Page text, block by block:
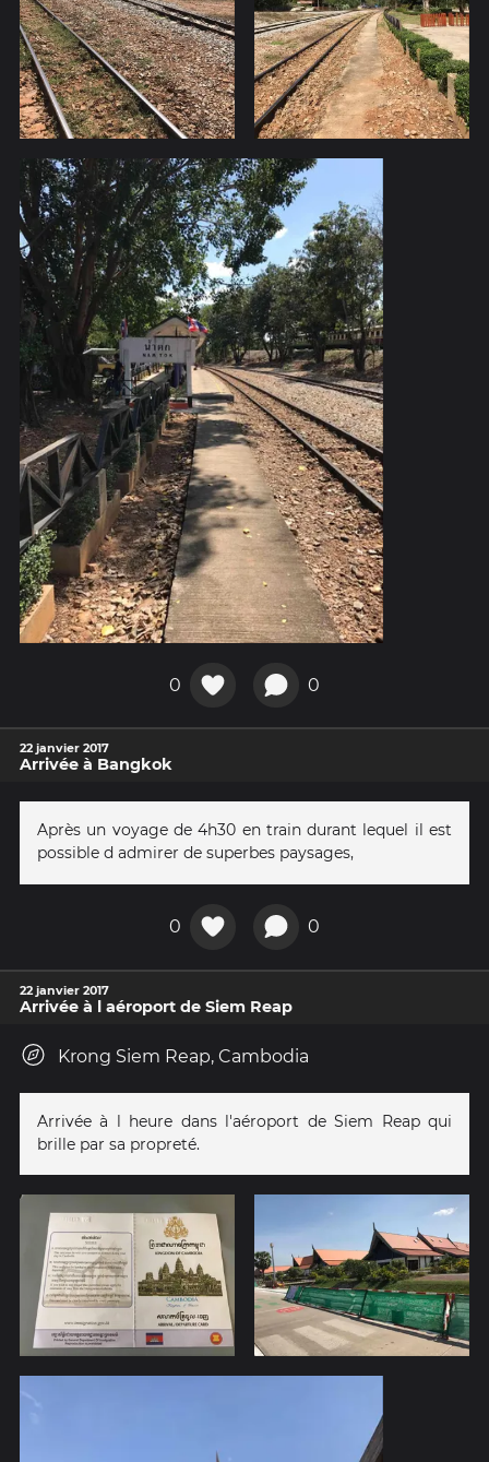
0 0
22 janvier 2017
Arrivée à Bangkok
Après un voyage de 4h30 en train durant lequel il est
possible d admirer de superbes paysages,
0 0
22 janvier 2017
Arrivée à l aéroport de Siem Reap
Krong Siem Reap, Cambodia
Arrivée à l heure dans l'aéroport de Siem Reap qui
brille par sa propreté.